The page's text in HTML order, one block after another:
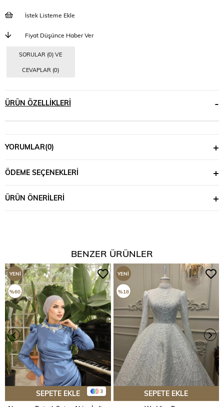
İstek Listeme Ekle
Fiyat Düşünce Haber Ver
SORULAR (0) VE
CEVAPLAR (0)
ÜRÜN ÖZELLIKLERI
YORUMLAR(0)
ÖDEME SEÇENEKLERI
ÜRÜN ÖNERILERI
BENZER ÜRÜNLER
3
SEPETE EKLE
YENI
ÜRÜN
%60
SEPETE EKLE
YENI
ÜRÜN
%18